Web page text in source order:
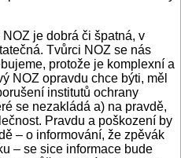
je dobrá či špatná, v
Tvůrci NOZ se nás
protože je komplexní a
NOZ opravdu chce býti, měl
institutů ochrany
se nezakládá a) na pravdě,
Pravdu a poškození by
– o informování, že zpěvák
– se sice informace bude